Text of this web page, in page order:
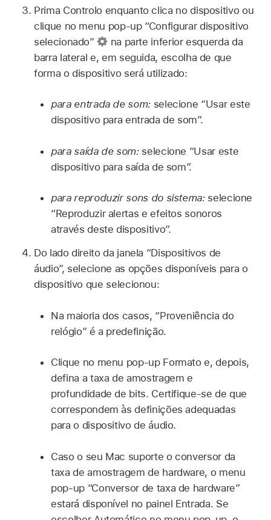
Prima Controlo enquanto clica no dispositivo ou
clique no menu pop-up “Configurar dispositivo
selecionado”
na parte inferior esquerda da
barra lateral e, em seguida, escolha de que
forma o dispositivo será utilizado:
para entrada de som:selecione “Usar este
dispositivo para entrada de som”.
para saída de som:selecione “Usar este
dispositivo para saída de som”.
para reproduzir sons do sistema:selecione
“Reproduzir alertas e efeitos sonoros
através deste dispositivo”.
Do lado direito da janela “Dispositivos de
áudio”, selecione as opções disponíveis para o
dispositivo que selecionou:
Na maioria dos casos, “Proveniência do
relógio” é a predefinição.
Clique no menu pop‑up Formato e, depois,
defina a taxa de amostragem e
profundidade de bits. Certifique-se de que
correspondem às definições adequadas
para o dispositivo de áudio.
Caso o seu Mac suporte o conversor da
taxa de amostragem de hardware, o menu
pop-up “Conversor de taxa de hardware”
estará disponível no painel Entrada. Se